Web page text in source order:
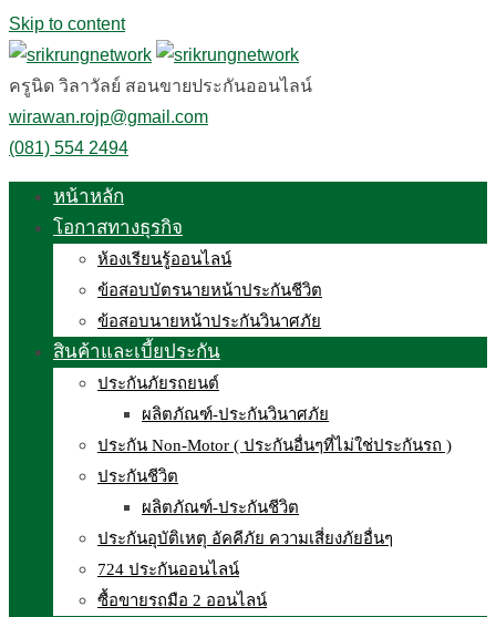
Skip to content
ครูนิด วิลาวัลย์ สอนขายประกันออนไลน์
wirawan.rojp@gmail.com
(081) 554 2494
หน้าหลัก
โอกาสทางธุรกิจ
ห้องเรียนรู้ออนไลน์
ข้อสอบบัตรนายหน้าประกันชีวิต
ข้อสอบนายหน้าประกันวินาศภัย
สินค้าและเบี้ยประกัน
ประกันภัยรถยนต์
ผลิตภัณฑ์-ประกันวินาศภัย
ประกัน Non-Motor ( ประกันอื่นๆที่ไม่ใช่ประกันรถ )
ประกันชีวิต
ผลิตภัณฑ์-ประกันชีวิต
ประกันอุบัติเหตุ อัคคีภัย ความเสี่ยงภัยอื่นๆ
724 ประกันออนไลน์
ซื้อขายรถมือ 2 ออนไลน์